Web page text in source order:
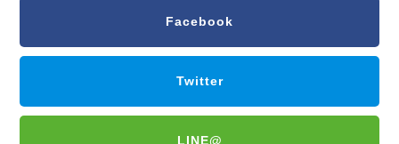
Facebook
Twitter
LINE@